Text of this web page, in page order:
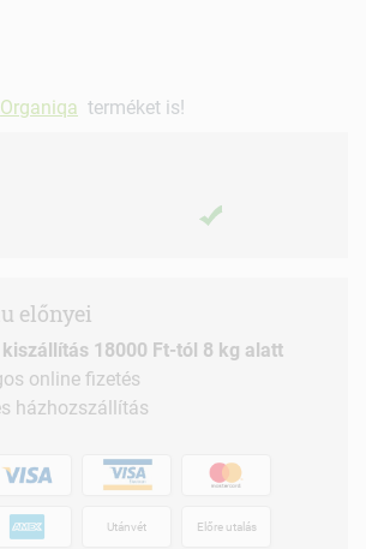
Organiqa terméket is!
előnyei
kiszállítás 18000 Ft-tól 8 kg alatt
online fizetés
házhozszállítás
Utánvét Előre utalás